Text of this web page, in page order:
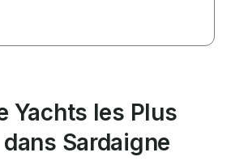
Yachts les Plus
Sardaigne